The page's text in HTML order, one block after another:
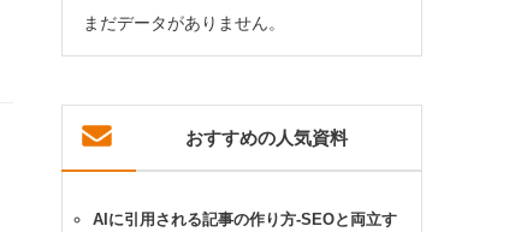
まだデータがありません。
おすすめの人気資料
AIに引用される記事の作り方-SEOと両立す